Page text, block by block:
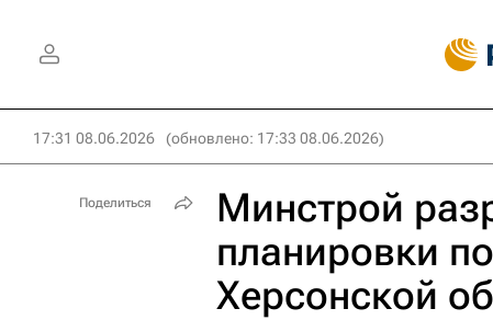
17:31 08.06.2026 (обновлено: 17:33 08.06.2026)
Минстрой
планировки
Херсонской
Поделиться